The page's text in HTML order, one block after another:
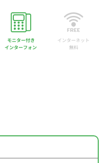
モニター付き
インターフォン
インターネット
無料